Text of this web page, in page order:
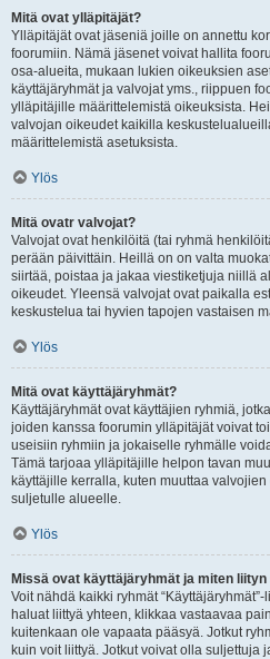
Mitä ovat ylläpitäjät?
Ylläpitäjät ovat jäseniä joille on annettu
foorumiin. Nämä jäsenet voivat hallita
osa-alueita, mukaan lukien oikeuksien
käyttäjäryhmät ja valvojat yms., riippuen
ylläpitäjille määrittelemistä oikeuksista.
valvojan oikeudet kaikilla
määrittelemistä asetuksista.
Ylös
Mitä ovatr valvojat?
Valvojat ovat henkilöitä (tai ryhmä
perään päivittäin. Heillä on on valta
siirtää, poistaa ja jakaa viestiketjuja niillä
oikeudet. Yleensä valvojat ovat paikalla
keskustelua tai hyvien tapojen vastaisen
Ylös
Mitä ovat käyttäjäryhmät?
Käyttäjäryhmät ovat käyttäjien ryhmiä,
joiden kanssa foorumin ylläpitäjät voivat
useisiin ryhmiin ja jokaiselle ryhmälle
Tämä tarjoaa ylläpitäjille helpon tavan
käyttäjille kerralla, kuten muuttaa
suljetulle alueelle.
Ylös
Missä ovat käyttäjäryhmät ja miten
Voit nähdä kaikki ryhmät
haluat liittyä yhteen, klikkaa vastaavaa
kuitenkaan ole vapaata pääsyä. Jotkut
kuin voit liittyä. Jotkut voivat olla